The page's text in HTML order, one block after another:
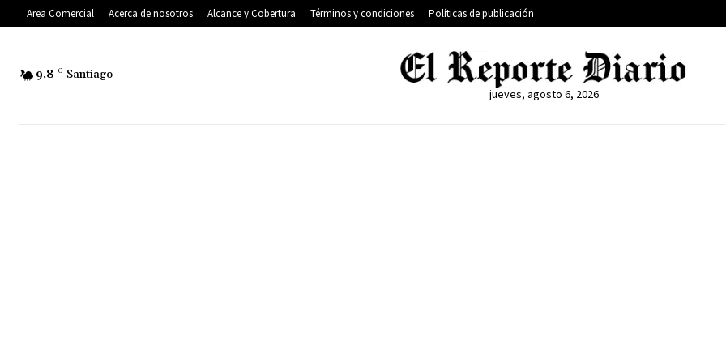
Area Comercial Acerca de nosotros Alcance y Cobertura Términos y condiciones Políticas de publicación
9.8 C Santiago
jueves, agosto 6, 2026